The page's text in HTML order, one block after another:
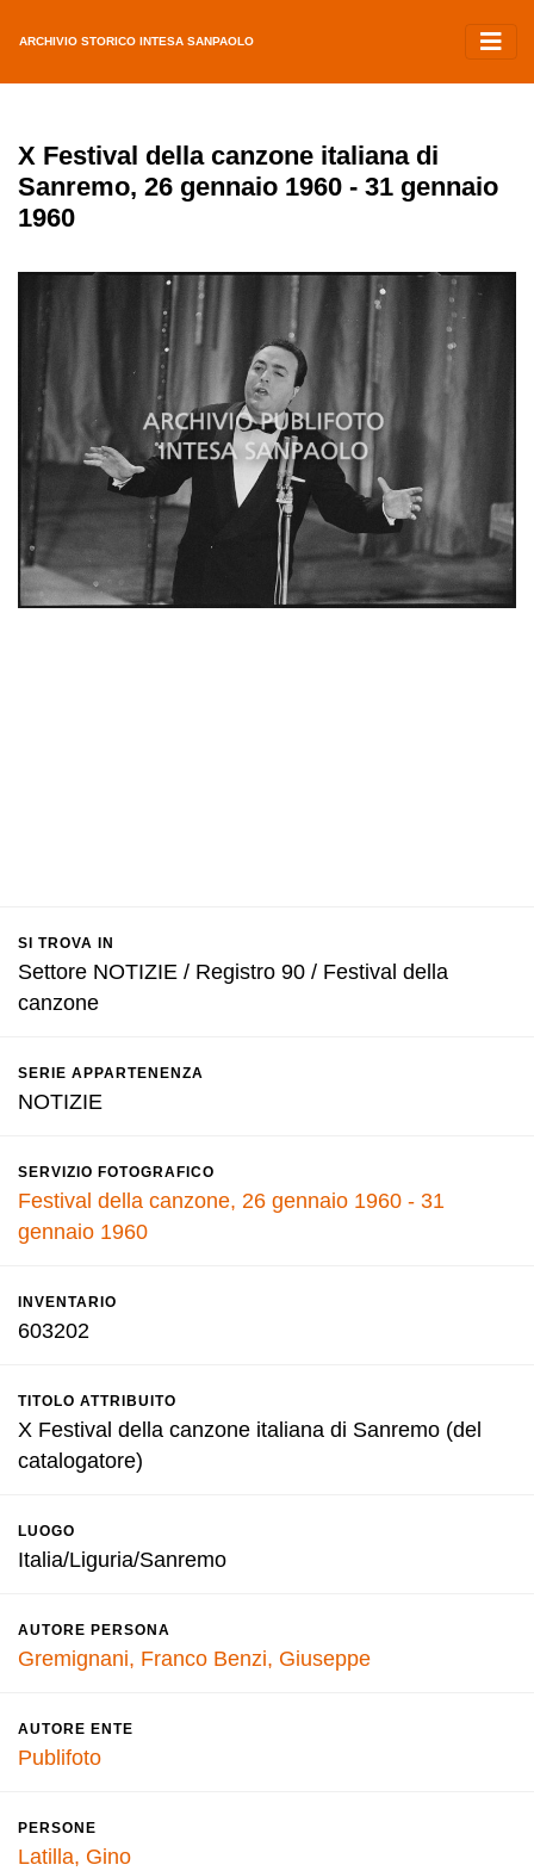
ARCHIVIO STORICO INTESA SANPAOLO
X Festival della canzone italiana di
Sanremo, 26 gennaio 1960 - 31 gennaio
1960
SI TROVA IN
Settore NOTIZIE / Registro 90 / Festival della
canzone
SERIE APPARTENENZA
NOTIZIE
SERVIZIO FOTOGRAFICO
Festival della canzone, 26 gennaio 1960 - 31
gennaio 1960
INVENTARIO
603202
TITOLO ATTRIBUITO
X Festival della canzone italiana di Sanremo (del
catalogatore)
LUOGO
Italia/Liguria/Sanremo
AUTORE PERSONA
Gremignani, Franco Benzi, Giuseppe
AUTORE ENTE
Publifoto
PERSONE
Latilla, Gino